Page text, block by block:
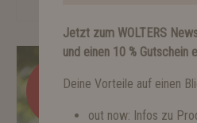
%
Jetzt zum WOLTERS
und einen 10 % Gutschein
Deine Vorteile auf einen
out now: Infos zu